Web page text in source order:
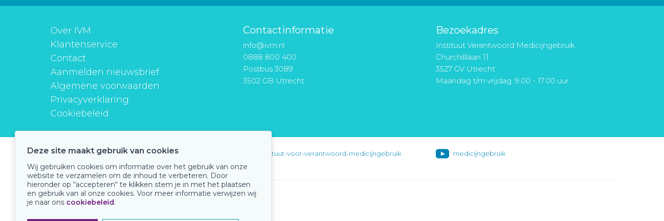
Over IVM
Klantenservice
Contact
Aanmelden nieuwsbrief
Algemene voorwaarden
Privacyverklaring
Cookiebeleid
Contactinformatie
info@ivm.nl
0888 800 400
Postbus 3089
3502 GB Utrecht
Bezoekadres
Instituut Verantwoord Medicijngebruik
Churchilllaan 11
3527 GV Utrecht
Maandag t/m vrijdag: 9.00 - 17.00 uur
instituutverantwoordmedicijngebruik instituut-voor-verantwoord-medicijngebruik medicijngebruik
Onze keurmerken
Deze site maakt gebruik van cookies
Wij gebruiken cookies om informatie over het gebruik van onze
website te verzamelen om de inhoud te verbeteren. Door
hieronder op “accepteren“ te klikken stem je in met het plaatsen
en gebruik van al onze cookies. Voor meer informatie verwijzen wij
je naar ons cookiebeleid.